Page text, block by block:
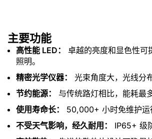
主要功能
高性能 LED：
卓越的亮度和显色性可
照明。
精密光学仪器：
光束角度大，光线分
节约能源：
与传统路灯相比，能耗最
使用寿命长：
50,000+ 小时免维护运
不受天气影响，经久耐用：
IP65+ 级